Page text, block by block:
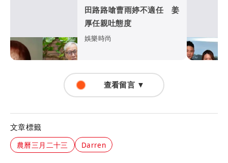
田路路嗆曹雨婷不適任 姜
厚任親吐態度
娛樂時尚
查看留言 ▼
文章標籤
農曆三月二十三 Darren